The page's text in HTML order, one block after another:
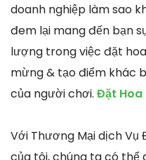
doanh nghiệp làm sao
đem lại mang đến bạn
lượng trong việc đặt
mừng & tạo điểm khác
của người chơi. Đặt Hoa
Với Thương Mại dịch Vụ
của tôi, chúng ta có thể